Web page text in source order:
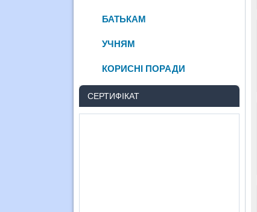
БАТЬКАМ
УЧНЯМ
КОРИСНІ ПОРАДИ
СЕРТИФІКАТ